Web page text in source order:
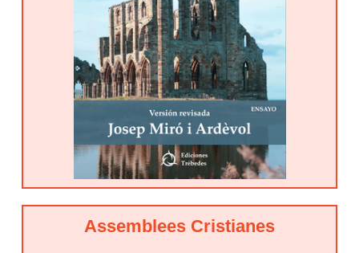
Assemblees Cristianes